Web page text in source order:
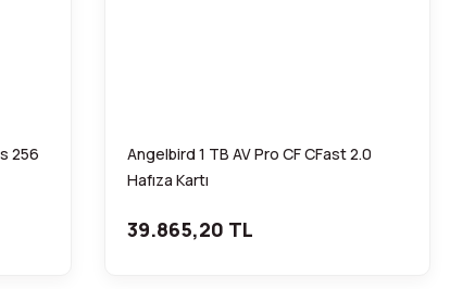
256
Angelbird 1 TB AV Pro CF CFast 2.0
Hafıza Kartı
39.865,20 TL